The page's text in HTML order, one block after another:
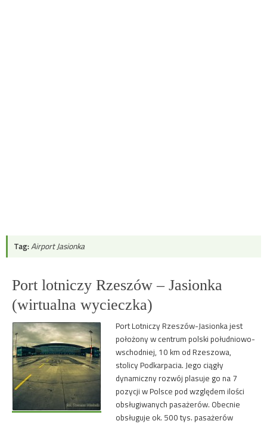
Tag:Airport Jasionka
Port lotniczy Rzeszów – Jasionka
(wirtualna wycieczka)
Port Lotniczy Rzeszów-Jasionka jest
położony w centrum polski południowo-
wschodniej, 10 km od Rzeszowa,
stolicy Podkarpacia. Jego ciągły
dynamiczny rozwój plasuje go na 7
pozycji w Polsce pod względem ilości
obsługiwanych pasażerów. Obecnie
obsługuje ok. 500 tys. pasażerów